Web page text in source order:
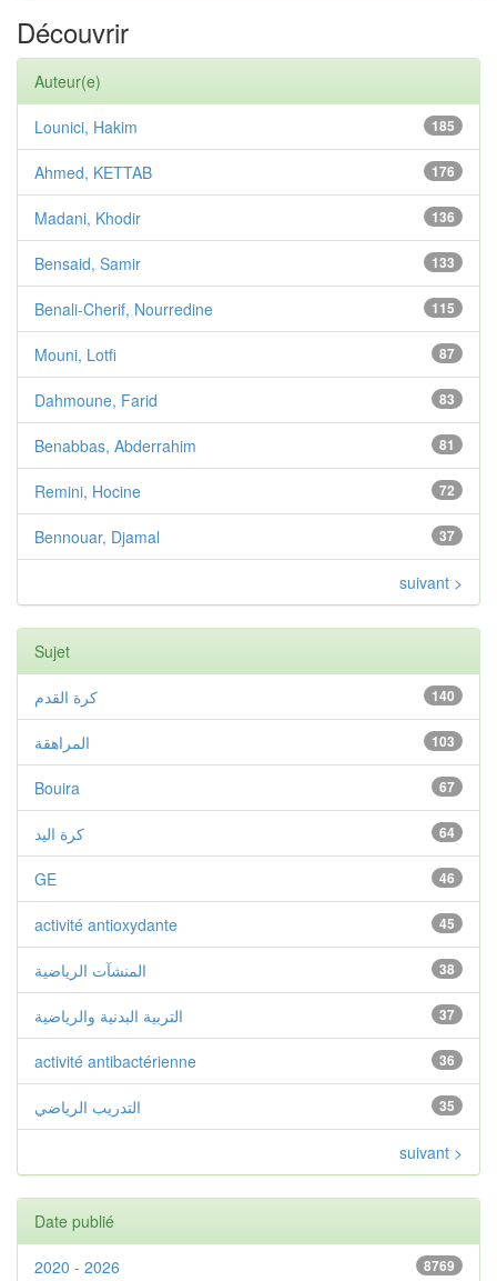
Découvrir
Auteur(e)
185
Lounici, Hakim
176
Ahmed, KETTAB
136
Madani, Khodir
133
Bensaid, Samir
115
Benali-Cherif, Nourredine
87
Mouni, Lotfi
83
Dahmoune, Farid
81
Benabbas, Abderrahim
72
Remini, Hocine
37
Bennouar, Djamal
suivant >
Sujet
140 كرة القدم
103 المراهقة
67
Bouira
64 كرة اليد
46
GE
45
activité antioxydante
38 المنشآت الرياضية
37 التربية البدنية والرياضية
36
activité antibactérienne
35 التدريب الرياضي
suivant >
Date publié
8769
2020 - 2026